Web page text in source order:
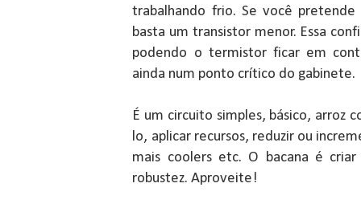
trabalhando frio. Se você
basta um transistor menor. Essa
podendo o termistor ficar em
ainda num ponto crítico do gabinete.
É um circuito simples, básico, arroz
lo, aplicar recursos, reduzir ou
mais coolers etc. O bacana é
robustez. Aproveite!